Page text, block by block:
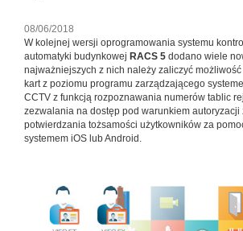
08/06/2018
W kolejnej wersji oprogramowania systemu
automatyki budynkowej RACS 5 dodano wiele
najważniejszych z nich należy zaliczyć
kart z poziomu programu zarządzającego
CCTV z funkcją rozpoznawania numerów tablic
zezwalania na dostęp pod warunkiem autoryzacji
potwierdzania tożsamości użytkowników za
systemem iOS lub Android.